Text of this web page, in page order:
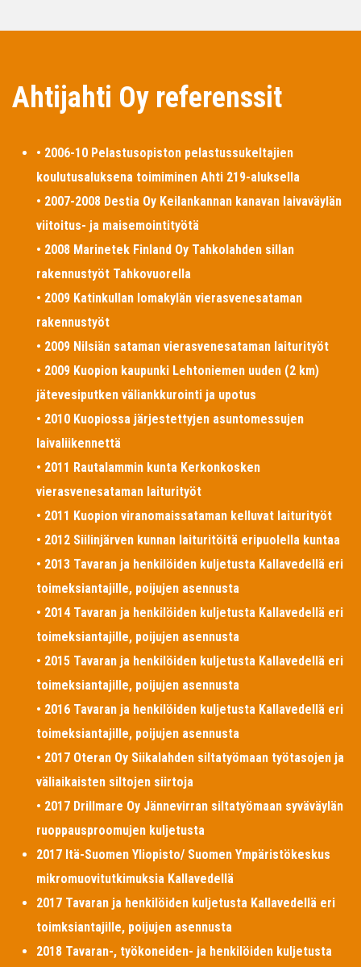
Ahtijahti Oy referenssit
• 2006-10 Pelastusopiston pelastussukeltajien
koulutusaluksena toimiminen Ahti 219-aluksella
• 2007-2008 Destia Oy Keilankannan kanavan laivaväylän
viitoitus- ja maisemointityötä
• 2008 Marinetek Finland Oy Tahkolahden sillan
rakennustyöt Tahkovuorella
• 2009 Katinkullan lomakylän vierasvenesataman
rakennustyöt
• 2009 Nilsiän sataman vierasvenesataman laiturityöt
• 2009 Kuopion kaupunki Lehtoniemen uuden (2 km)
jätevesiputken väliankkurointi ja upotus
• 2010 Kuopiossa järjestettyjen asuntomessujen
laivaliikennettä
• 2011 Rautalammin kunta Kerkonkosken
vierasvenesataman laiturityöt
• 2011 Kuopion viranomaissataman kelluvat laiturityöt
• 2012 Siilinjärven kunnan laituritöitä eripuolella kuntaa
• 2013 Tavaran ja henkilöiden kuljetusta Kallavedellä eri
toimeksiantajille, poijujen asennusta
• 2014 Tavaran ja henkilöiden kuljetusta Kallavedellä eri
toimeksiantajille, poijujen asennusta
• 2015 Tavaran ja henkilöiden kuljetusta Kallavedellä eri
toimeksiantajille, poijujen asennusta
• 2016 Tavaran ja henkilöiden kuljetusta Kallavedellä eri
toimeksiantajille, poijujen asennusta
• 2017 Oteran Oy Siikalahden siltatyömaan työtasojen ja
väliaikaisten siltojen siirtoja
• 2017 Drillmare Oy Jännevirran siltatyömaan syväväylän
ruoppausproomujen kuljetusta
2017 Itä-Suomen Yliopisto/ Suomen Ympäristökeskus
mikromuovitutkimuksia Kallavedellä
2017 Tavaran ja henkilöiden kuljetusta Kallavedellä eri
toimksiantajille, poijujen asennusta
2018 Tavaran-, työkoneiden- ja henkilöiden kuljetusta